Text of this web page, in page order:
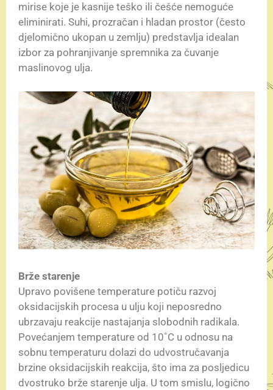
mirise koje je kasnije teško ili češće nemoguće
eliminirati. Suhi, prozračan i hladan prostor (često
djelomično ukopan u zemlju) predstavlja idealan
izbor za pohranjivanje spremnika za čuvanje
maslinovog ulja.
Brže starenje
Upravo povišene temperature potiču razvoj
oksidacijskih procesa u ulju koji neposredno
ubrzavaju reakcije nastajanja slobodnih radikala.
Povećanjem temperature od 10˚C u odnosu na
sobnu temperaturu dolazi do udvostručavanja
brzine oksidacijskih reakcija, što ima za posljedicu
dvostruko brže starenje ulja. U tom smislu, logično